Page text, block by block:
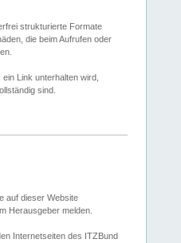
strukturierte Formate
die beim Aufrufen oder
Link unterhalten wird,
sind.
auf dieser Website
Herausgeber melden.
Internetseiten des ITZBund